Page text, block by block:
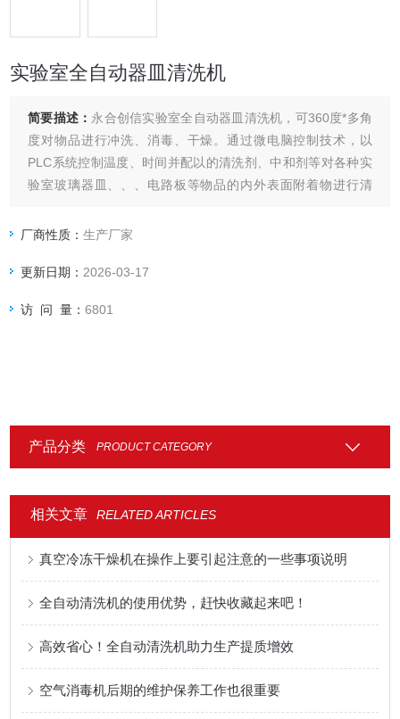
实验室全自动器皿清洗机
简要描述： 永合创信实验室全自动器皿清洗机，可360度*多角
度对物品进行冲洗、消毒、干燥。通过微电脑控制技术，以
PLC系统控制温度、时间并配以的清洗剂、中和剂等对各种实
验室玻璃器皿、、、电路板等物品的内外表面附着物进行清
心、科研院所、食品厂、化工企业、电子企业的实验室及生产
厂商性质：生产厂家
更新日期： 2026-03-17
访 问 量：6801
产品分类 PRODUCT CATEGORY
相关文章 RELATED ARTICLES
真空冷冻干燥机在操作上要引起注意的一些事项说明
全自动清洗机的使用优势，赶快收藏起来吧！
高效省心！全自动清洗机助力生产提质增效
空气消毒机后期的维护保养工作也很重要